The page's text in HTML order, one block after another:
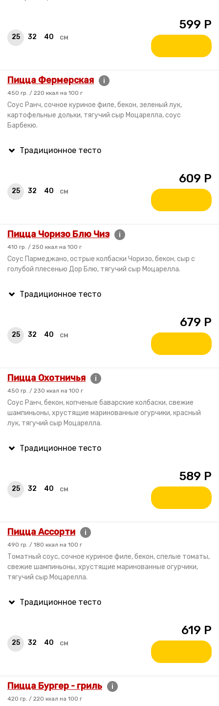
25 32 40 см
599 Р
Пицца Фермерская i
450 гр. / 220 ккал на 100 г
Соус Ранч, сочное куриное филе, бекон, зеленый лук,
картофельные дольки, тягучий сыр Моцарелла, соус
Барбекю.
25 32 40 см
609 Р
Пицца Чоризо Блю Чиз i
410 гр. / 250 ккал на 100 г
Соус Пармеджано, острые колбаски Чоризо, бекон, сыр с
голубой плесенью Дор Блю, тягучий сыр Моцарелла.
25 32 40 см
679 Р
Пицца Охотничья i
450 гр. / 230 ккал на 100 г
Соус Ранч, бекон, копченые баварские колбаски, свежие
шампиньоны, хрустящие маринованные огурчики, красный
лук, тягучий сыр Моцарелла.
25 32 40 см
589 Р
Пицца Ассорти i
490 гр. / 180 ккал на 100 г
Томатный соус, сочное куриное филе, бекон, спелые томаты,
свежие шампиньоны, хрустящие маринованные огурчики,
тягучий сыр Моцарелла.
25 32 40 см
619 Р
Пицца Бургер - гриль i
420 гр. / 220 ккал на 100 г